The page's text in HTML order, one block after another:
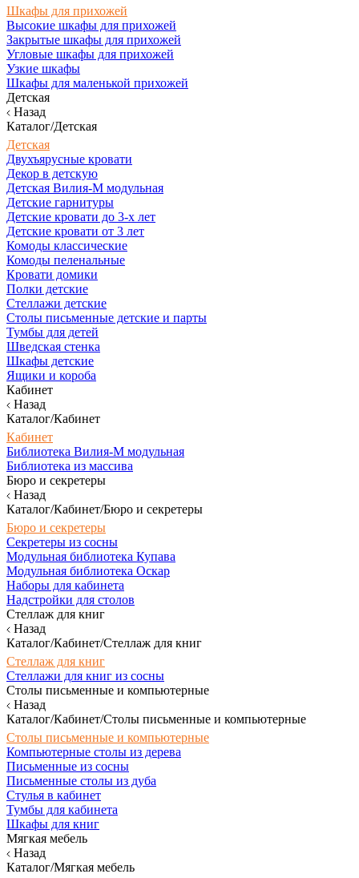
Шкафы для прихожей
Высокие шкафы для прихожей
Закрытые шкафы для прихожей
Угловые шкафы для прихожей
Узкие шкафы
Шкафы для маленькой прихожей
Детская
Назад
Каталог/Детская
Детская
Двухъярусные кровати
Декор в детскую
Детская Вилия-М модульная
Детские гарнитуры
Детские кровати до 3-х лет
Детские кровати от 3 лет
Комоды классические
Комоды пеленальные
Кровати домики
Полки детские
Стеллажи детские
Столы письменные детские и парты
Тумбы для детей
Шведская стенка
Шкафы детские
Ящики и короба
Кабинет
Назад
Каталог/Кабинет
Кабинет
Библиотека Вилия-М модульная
Библиотека из массива
Бюро и секретеры
Назад
Каталог/Кабинет/Бюро и секретеры
Бюро и секретеры
Секретеры из сосны
Модульная библиотека Купава
Модульная библиотека Оскар
Наборы для кабинета
Надстройки для столов
Стеллаж для книг
Назад
Каталог/Кабинет/Стеллаж для книг
Стеллаж для книг
Стеллажи для книг из сосны
Столы письменные и компьютерные
Назад
Каталог/Кабинет/Столы письменные и компьютерные
Столы письменные и компьютерные
Компьютерные столы из дерева
Письменные из сосны
Письменные столы из дуба
Стулья в кабинет
Тумбы для кабинета
Шкафы для книг
Мягкая мебель
Назад
Каталог/Мягкая мебель